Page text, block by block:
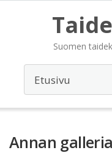
Suomen
Annan galleria